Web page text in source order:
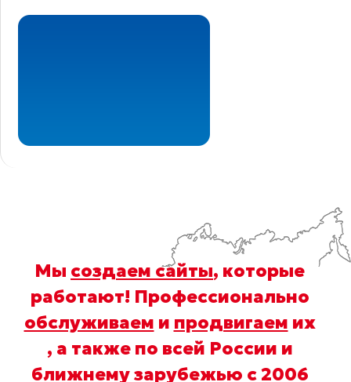
Мы создаем сайты, которые
работают! Профессионально
обслуживаем и продвигаем их
, а также по всей России и
ближнему зарубежью с 2006